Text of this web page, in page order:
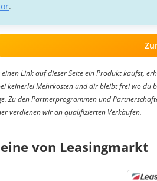
.
Link auf dieser Seite ein Produkt kaufst,
keinerlei Mehrkosten und dir bleibt frei wo du
Zu den Partnerprogrammen und
verdienen wir an qualifizierten Verkäufen.
von Leasingmarkt